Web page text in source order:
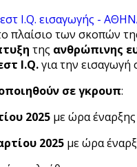
πλαίσιο των σκοπών
της ανθρώπινης
I.Q.για την εισαγωγή
σε γκρουπ:
2025 με ώρα έναρξης
2025 με ώρα